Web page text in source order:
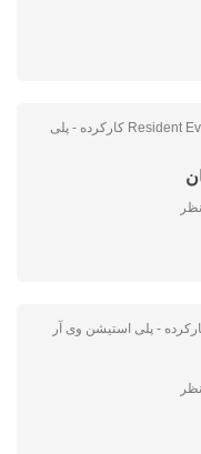
بازی Resident Evil 7: Biohazard کارکرده - پلی